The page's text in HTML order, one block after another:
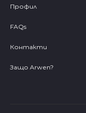
Профил
FAQs
Контакти
Защо Arwen?